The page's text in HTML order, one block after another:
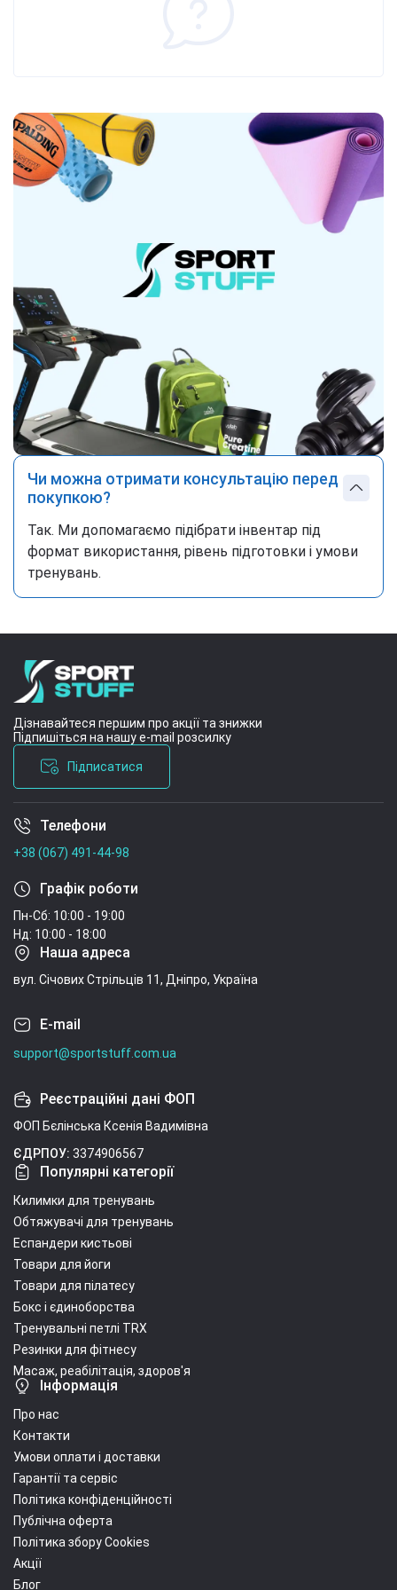
оказывать негативное влияние на активность и
внимание детей. 1BCAA: аминокислоты с
разветвленной цепью. Фасовки 1,816 кг - 72
порции.
Чи можна отримати консультацію перед
покупкою?
Так. Ми допомагаємо підібрати інвентар під
формат використання, рівень підготовки і умови
тренувань.
Дізнавайтеся першим про акції та знижки
Підпишіться на нашу e-mail розсилку
Підписатися
Умови угоди
Телефони
+38 (067) 491-44-98
Графік роботи
Пн-Сб: 10:00 - 19:00
Нд: 10:00 - 18:00
Наша адреса
вул. Січових Стрільців 11, Дніпро, Україна
E-mail
support@sportstuff.com.ua
Реєстраційні дані ФОП
ФОП Бєлінська Ксенія Вадимівна
ЄДРПОУ: 3374906567
Популярні категорії
Килимки для тренувань
Обтяжувачі для тренувань
Еспандери кистьові
Товари для йоги
Товари для пілатесу
Бокс і єдиноборства
Тренувальні петлі TRX
Резинки для фітнесу
Масаж, реабілітація, здоров'я
Інформація
Про нас
Контакти
Умови оплати і доставки
Гарантії та сервіс
Політика конфіденційності
Публічна оферта
Політика збору Cookies
Акції
Блог